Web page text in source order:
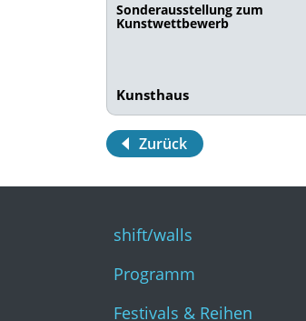
Sonderausstellung zum
Kunstwettbewerb
Kunsthaus
Zurück
shift/walls
Programm
Festivals & Reihen